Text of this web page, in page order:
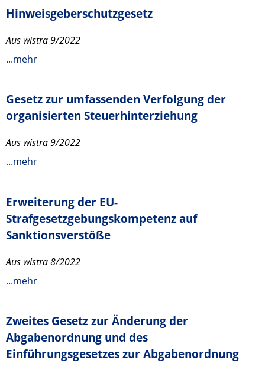
Hinweisgeberschutzgesetz
Aus wistra 9/2022
...mehr
Gesetz zur umfassenden Verfolgung der
organisierten Steuerhinterziehung
Aus wistra 9/2022
...mehr
Erweiterung der EU-
Strafgesetzgebungskompetenz auf
Sanktionsverstöße
Aus wistra 8/2022
...mehr
Zweites Gesetz zur Änderung der
Abgabenordnung und des
Einführungsgesetzes zur Abgabenordnung